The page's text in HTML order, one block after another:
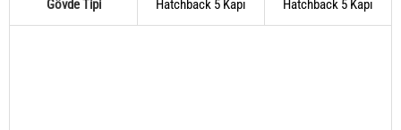
Gövde Tipi Hatchback 5 Kapı Hatchback 5 Kapı